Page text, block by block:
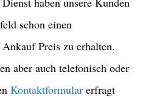
schon einen
Preis zu erhalten.
aber auch telefonisch oder
Kontaktformular erfragt